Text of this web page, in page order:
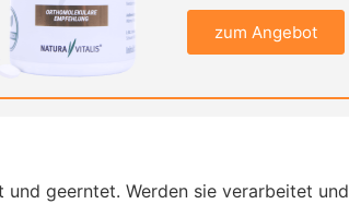
zum Angebot
geerntet. Werden sie verarbeitet und